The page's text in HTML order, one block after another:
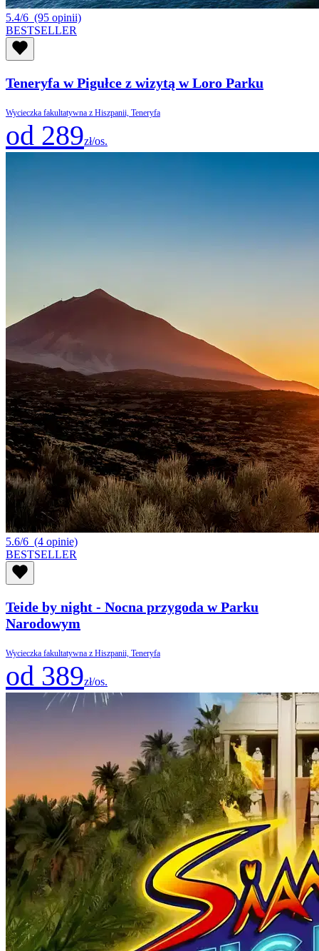
5.4/6 (95 opinii)
BESTSELLER
Teneryfa w Pigułce z wizytą w Loro Parku
Wycieczka fakultatywna z Hiszpanii, Teneryfa
od 289zł/os.
5.6/6 (4 opinie)
BESTSELLER
Teide by night - Nocna przygoda w Parku
Narodowym
Wycieczka fakultatywna z Hiszpanii, Teneryfa
od 389zł/os.